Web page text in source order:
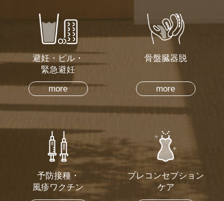
避妊・ピル・
緊急避妊
more
骨盤臓器脱
more
予防接種・
風疹ワクチン
プレコンセプション
ケア